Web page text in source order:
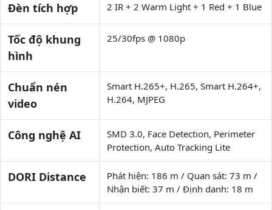
Đèn tích hợp 2 IR + 2 Warm Light + 1 Red + 1 Blue
Tốc độ khung
hình
25/30fps @ 1080p
Chuẩn nén
video
Smart H.265+, H.265, Smart H.264+,
H.264, MJPEG
Công nghệ AI
SMD 3.0, Face Detection, Perimeter
Protection, Auto Tracking Lite
DORI Distance
Phát hiện: 186 m / Quan sát: 73 m /
Nhận biết: 37 m / Định danh: 18 m